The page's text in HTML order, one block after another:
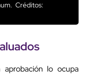
Créditos:
lo ocupa